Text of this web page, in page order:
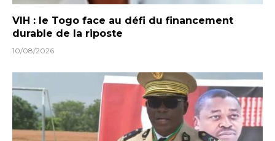
VIH : le Togo face au défi du financement
durable de la riposte
10/08/2026